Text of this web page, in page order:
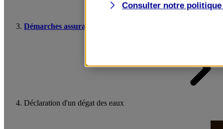
Démarches assurance pour les pros et les entreprises
Déclaration d'un dégat des eaux
Consulter notre